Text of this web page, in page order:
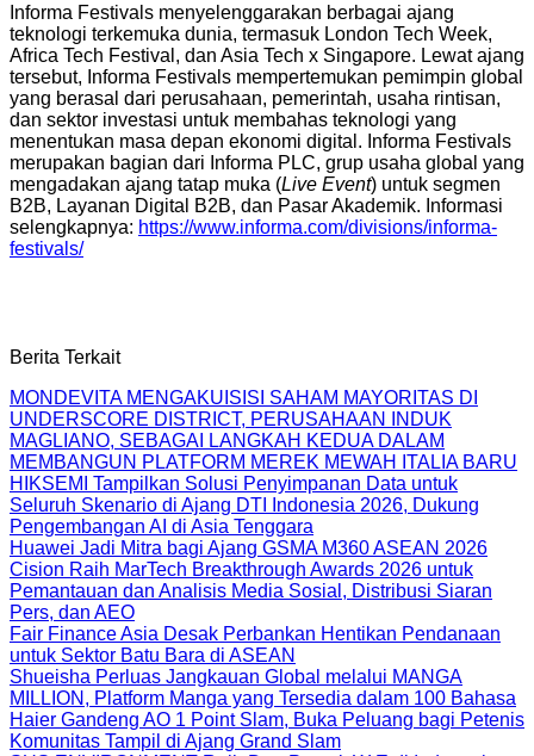
Informa Festivals menyelenggarakan berbagai ajang
teknologi terkemuka dunia, termasuk London Tech Week,
Africa Tech Festival, dan Asia Tech x Singapore. Lewat ajang
tersebut, Informa Festivals mempertemukan pemimpin global
yang berasal dari perusahaan, pemerintah, usaha rintisan,
dan sektor investasi untuk membahas teknologi yang
menentukan masa depan ekonomi digital. Informa Festivals
merupakan bagian dari Informa PLC, grup usaha global yang
mengadakan ajang tatap muka (Live Event) untuk segmen
B2B, Layanan Digital B2B, dan Pasar Akademik. Informasi
selengkapnya: https://www.informa.com/divisions/informa-
festivals/
Berita Terkait
MONDEVITA MENGAKUISISI SAHAM MAYORITAS DI
UNDERSCORE DISTRICT, PERUSAHAAN INDUK
MAGLIANO, SEBAGAI LANGKAH KEDUA DALAM
MEMBANGUN PLATFORM MEREK MEWAH ITALIA BARU
HIKSEMI Tampilkan Solusi Penyimpanan Data untuk
Seluruh Skenario di Ajang DTI Indonesia 2026, Dukung
Pengembangan AI di Asia Tenggara
Huawei Jadi Mitra bagi Ajang GSMA M360 ASEAN 2026
Cision Raih MarTech Breakthrough Awards 2026 untuk
Pemantauan dan Analisis Media Sosial, Distribusi Siaran
Pers, dan AEO
Fair Finance Asia Desak Perbankan Hentikan Pendanaan
untuk Sektor Batu Bara di ASEAN
Shueisha Perluas Jangkauan Global melalui MANGA
MILLION, Platform Manga yang Tersedia dalam 100 Bahasa
Haier Gandeng AO 1 Point Slam, Buka Peluang bagi Petenis
Komunitas Tampil di Ajang Grand Slam